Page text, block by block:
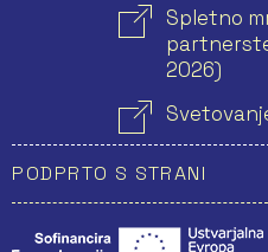
Spletno
2026)
PODPRTO S STRANI